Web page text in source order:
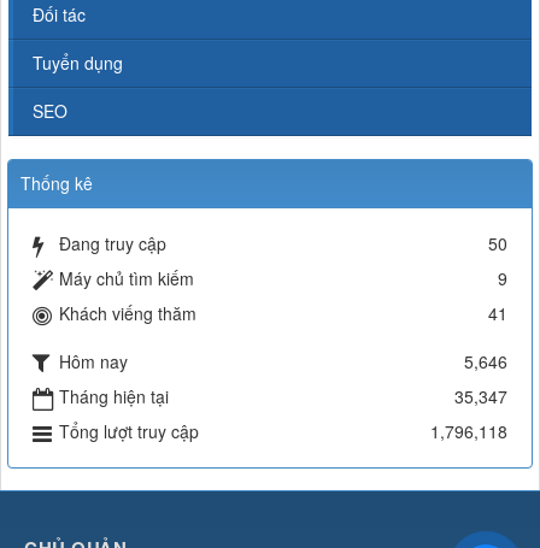
Đối tác
Tuyển dụng
SEO
Thống kê
Đang truy cập
50
Máy chủ tìm kiếm
9
Khách viếng thăm
41
Hôm nay
5,646
Tháng hiện tại
35,347
Tổng lượt truy cập
1,796,118